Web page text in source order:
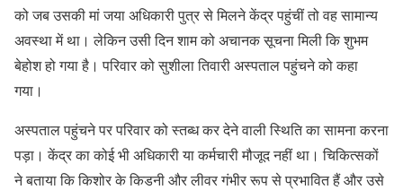
को जब उसकी मां जया अधिकारी पुत्र से मिलने केंद्र पहुंचीं तो वह सामान्य
अवस्था में था। लेकिन उसी दिन शाम को अचानक सूचना मिली कि शुभम
बेहोश हो गया है। परिवार को सुशीला तिवारी अस्पताल पहुंचने को कहा
गया।
अस्पताल पहुंचने पर परिवार को स्तब्ध कर देने वाली स्थिति का सामना करना
पड़ा। केंद्र का कोई भी अधिकारी या कर्मचारी मौजूद नहीं था। चिकित्सकों
ने बताया कि किशोर के किडनी और लीवर गंभीर रूप से प्रभावित हैं और उसे